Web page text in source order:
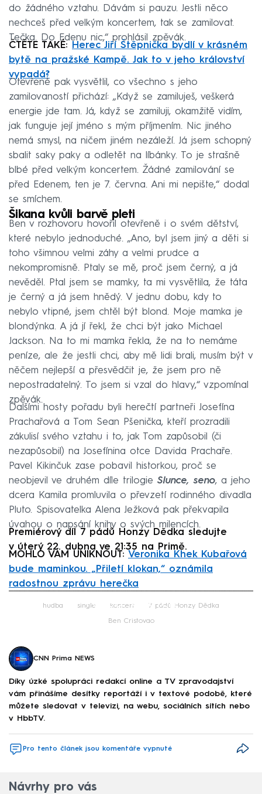
do žádného vztahu. Dávám si pauzu. Jestli něco
nechceš před velkým koncertem, tak se zamilovat.
Tečka. Do Edenu nic,“ prohlásil zpěvák.
ČTĚTE TAKÉ: Herec Jiří Štěpnička bydlí v krásném
bytě na pražské Kampě. Jak to v jeho království
vypadá?
Otevřeně pak vysvětlil, co všechno s jeho
zamilovaností přichází: „Když se zamiluješ, veškerá
energie jde tam. Já, když se zamiluji, okamžitě vidím,
jak funguje její jméno s mým příjmením. Nic jiného
nemá smysl, na ničem jiném nezáleží. Já jsem schopný
sbalit saky paky a odletět na líbánky. To je strašně
blbé před velkým koncertem. Žádné zamilování se
před Edenem, ten je 7. června. Ani mi nepište,“ dodal
se smíchem.
Šikana kvůli barvě pleti
Ben v rozhovoru hovořil otevřeně i o svém dětství,
které nebylo jednoduché. „Ano, byl jsem jiný a děti si
toho všimnou velmi záhy a velmi prudce a
nekompromisně. Ptaly se mě, proč jsem černý, a já
nevěděl. Ptal jsem se mamky, ta mi vysvětlila, že táta
je černý a já jsem hnědý. V jednu dobu, kdy to
nebylo vtipné, jsem chtěl být blond. Moje mamka je
blondýnka. A já jí řekl, že chci být jako Michael
Jackson. Na to mi mamka řekla, že na to nemáme
peníze, ale že jestli chci, aby mě lidi brali, musím být v
něčem nejlepší a přesvědčit je, že jsem pro ně
nepostradatelný. To jsem si vzal do hlavy,“ vzpomínal
zpěvák.
Dalšími hosty pořadu byli herečtí partneři Josefína
Prachařová a Tom Sean Pšenička, kteří prozradili
zákulisí svého vztahu i to, jak Tom zapůsobil (či
nezapůsobil) na Josefínina otce Davida Prachaře.
Pavel Kikinčuk zase pobavil historkou, proč se
neobjevil ve druhém díle trilogie Slunce, seno, a jeho
dcera Kamila promluvila o převzetí rodinného divadla
Pluto. Spisovatelka Alena Ježková pak překvapila
úvahou o napsání knihy o svých milencích.
Premiérový díl 7 pádů Honzy Dědka sledujte
v úterý 22. dubna ve 21:35 na Primě.
MOHLO VÁM UNIKNOUT: Veronika Khek Kubařová
bude maminkou. „Přiletí klokan,“ oznámila
radostnou zprávu herečka
Failed to fetch
hudba single koncert 7 pádů Honzy Dědka
Ben Cristovao
CNN Prima NEWS
Díky úzké spolupráci redakcí online a TV zpravodajství
vám přinášíme desítky reportáží i v textové podobě, které
můžete sledovat v televizi, na webu, sociálních sítích nebo
v HbbTV.
Pro tento článek jsou komentáře vypnuté
Návrhy pro vás